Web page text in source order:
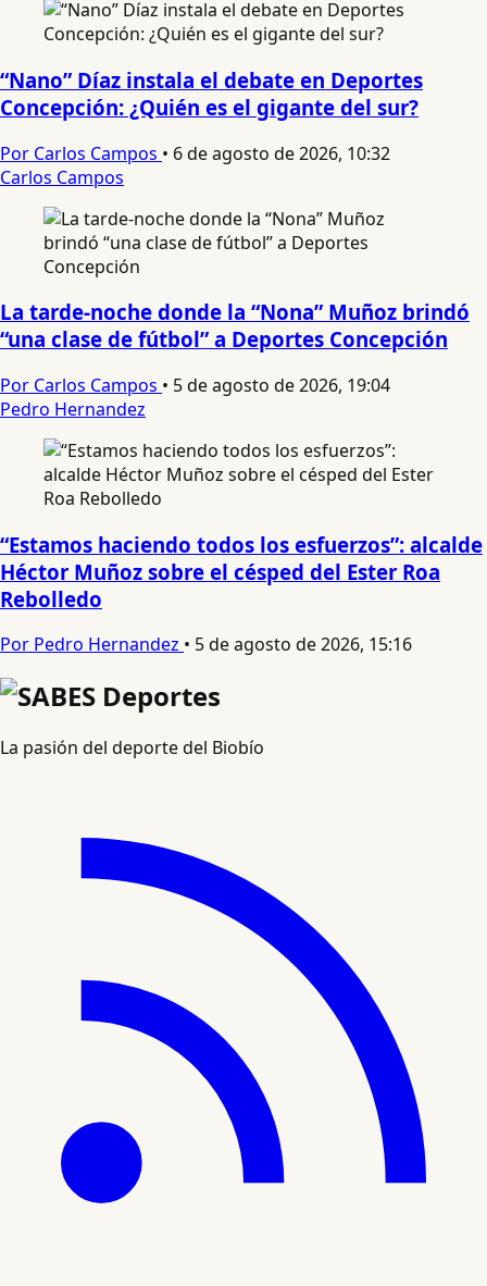
“Nano” Díaz instala el debate en Deportes
Concepción: ¿Quién es el gigante del sur?
Por Carlos Campos • 6 de agosto de 2026, 10:32
Carlos Campos
La tarde-noche donde la “Nona” Muñoz brindó
“una clase de fútbol” a Deportes Concepción
Por Carlos Campos • 5 de agosto de 2026, 19:04
Pedro Hernandez
“Estamos haciendo todos los esfuerzos”: alcalde
Héctor Muñoz sobre el césped del Ester Roa
Rebolledo
Por Pedro Hernandez • 5 de agosto de 2026, 15:16
La pasión del deporte del Biobío